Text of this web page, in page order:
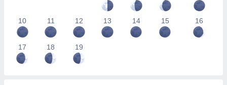
estudos
10 11 12 13 14 15 16
17 18 19